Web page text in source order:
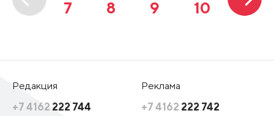
7
8 9 10
Редакция
+7 4162 222 744
Реклама
+7 4162 222 742